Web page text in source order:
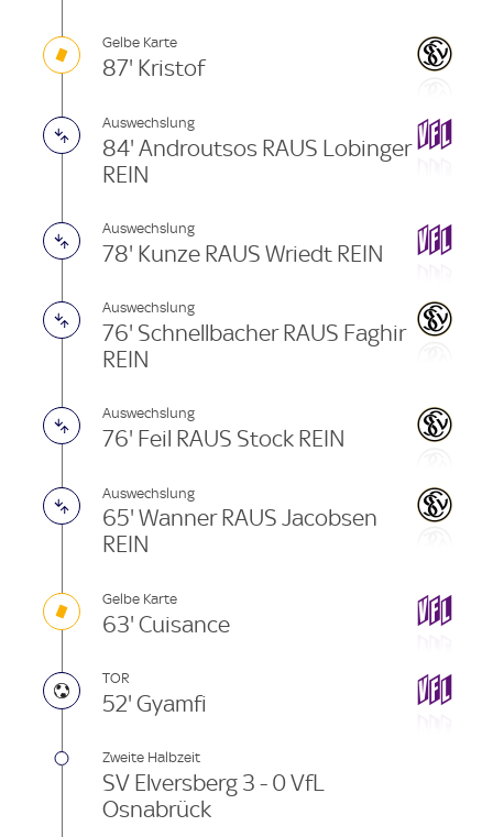
Gelbe Karte
87' Kristof
Auswechslung
84' Androutsos RAUS Lobinger
REIN
Auswechslung
78' Kunze RAUS Wriedt REIN
Auswechslung
76' Schnellbacher RAUS Faghir
REIN
Auswechslung
76' Feil RAUS Stock REIN
Auswechslung
65' Wanner RAUS Jacobsen
REIN
Gelbe Karte
63' Cuisance
TOR
52' Gyamfi
Zweite Halbzeit
SV Elversberg 3 - 0 VfL
Osnabrück